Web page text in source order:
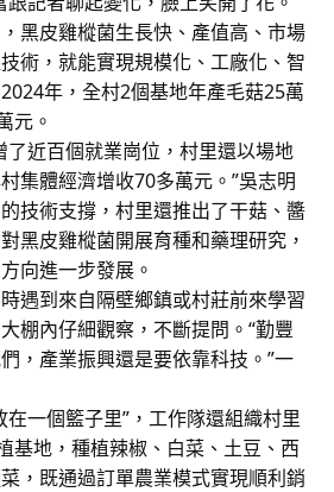
黑皮雞樅菌生長快、產值高、市場
術，就能實現規模化、工廠化、智
年，全村2個基地年產毛菇25萬
元。
了近百個就業崗位，村里還以場地
集體經濟增收70多萬元。”吳志明
技術支撐，村里還推出了干菇、醬
黑皮雞樅菌開展育種和藥理研究，
向進一步發展。
遇到來自隔壁鄉鎮或村莊前來學習
棚內仔細觀察，不斷提問。“勤豐
，產業振興還是要依靠科技。”一
在一個籃子里”，工作隊還組織村里
基地，種植辣椒、白菜、土豆、西
，既通過訂單農業模式實現順利銷